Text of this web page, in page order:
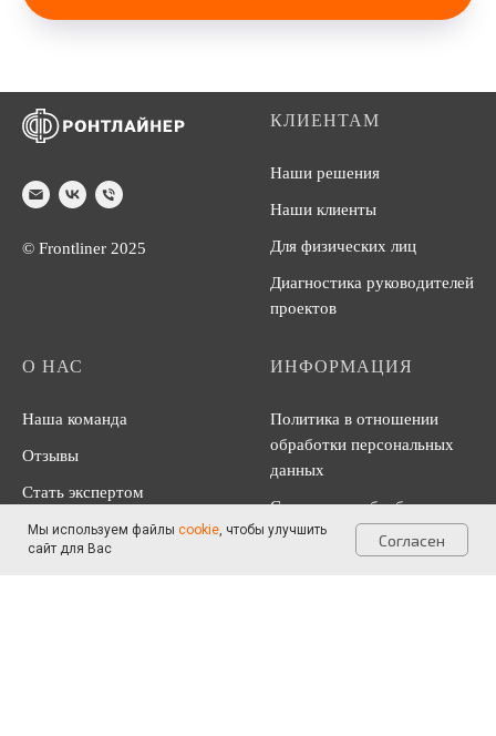
© Frontliner 2025
КЛИЕНТАМ
Наши решения
Наши клиенты
Для физических лиц
Диагностика руководителей
проектов
О НАС
Наша команда
Отзывы
Стать экспертом
ИНФОРМАЦИЯ
Политика в отношении
обработки персональных
данных
Согласие на обработку
персональных данных
Мы используем файлы cookie, чтобы улучшить
сайт для Вас
Согласен